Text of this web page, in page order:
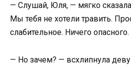
— Слушай, Юля, — мягко
Мы тебя не хотели травить.
слабительное. Ничего опасного.
— Но зачем? — всхлипнула